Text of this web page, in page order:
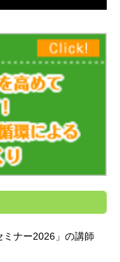
ミナー2026」の講師